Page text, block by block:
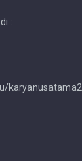
:
karyanusatama2